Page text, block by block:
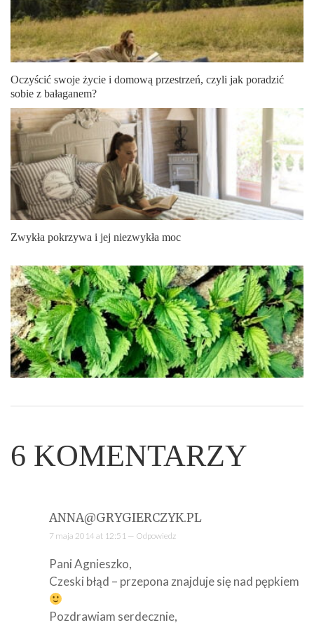
Oczyścić swoje życie i domową przestrzeń, czyli jak poradzić
sobie z bałaganem?
Zwykła pokrzywa i jej niezwykła moc
6 KOMENTARZY
ANNA@GRYGIERCZYK.PL
7 maja 2014 at 12:51 — Odpowiedz
Pani Agnieszko,
Czeski błąd – przepona znajduje się nad pępkiem
Pozdrawiam serdecznie,